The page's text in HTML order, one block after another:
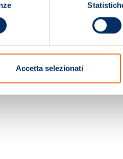
Accetta selezionati
01680210505 – R.E.A. n.155974 -